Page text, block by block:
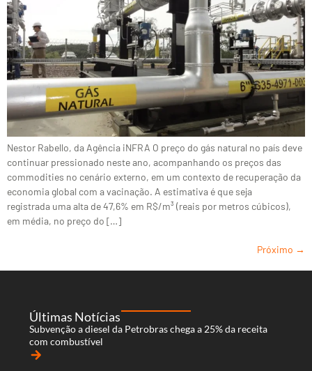
Nestor Rabello, da Agência iNFRA O preço do gás natural no país deve
continuar pressionado neste ano, acompanhando os preços das
commodities no cenário externo, em um contexto de recuperação da
economia global com a vacinação. A estimativa é que seja
registrada uma alta de 47,6% em R$/m³ (reais por metros cúbicos),
em média, no preço do […]
Próximo →
Últimas Notícias
Subvenção a diesel da Petrobras chega a 25% da receita
com combustível
arrow_forward